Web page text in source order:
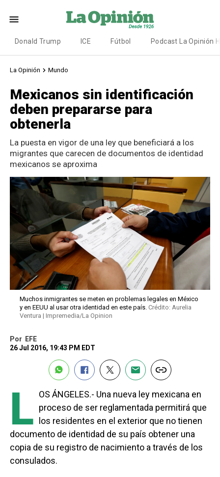
Donald Trump ICE Fútbol Podcast La Opinión
La Opinión Mundo
Mexicanos sin identificación
deben prepararse para
obtenerla
La puesta en vigor de una ley que beneficiará a los
migrantes que carecen de documentos de identidad
mexicanos se aproxima
Muchos inmigrantes se meten en problemas legales en México
y en EEUU al usar otra identidad en este país. Crédito: Aurelia
Ventura | Impremedia/La Opinion
Por EFE
26 Jul 2016, 19:43 PM EDT
L OS ÁNGELES.- Una nueva ley mexicana en
proceso de ser reglamentada permitirá que
los residentes en el exterior que no tienen
documento de identidad de su país obtener una
copia de su registro de nacimiento a través de los
consulados.